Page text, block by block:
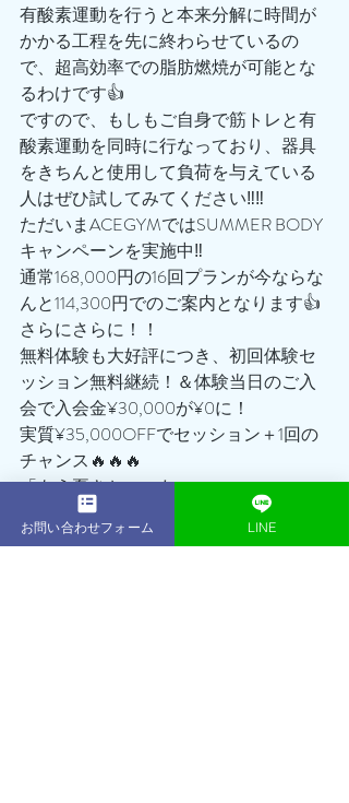
有酸素運動を行うと本来分解に時間が
かかる工程を先に終わらせているの
で、超高効率での脂肪燃焼が可能とな
るわけです👍
ですので、もしもご自身で筋トレと有
酸素運動を同時に行なっており、器具
をきちんと使用して負荷を与えている
人はぜひ試してみてください‼️‼️
ただいまACEGYMではSUMMER BODY
キャンペーンを実施中‼️
通常168,000円の16回プランが今ならな
んと114,300円でのご案内となります👍
さらにさらに！！
無料体験も大好評につき、初回体験セ
ッション無料継続！＆体験当日のご入
会で入会金¥30,000が¥0に！
実質¥35,000OFFでセッション＋1回の
チャンス🔥🔥🔥
「もう夏きちゃった…」
「また、来年になっちゃうな…」
ちょっと待った‼️‼️‼️‼️
お問い合わせフォーム LINE